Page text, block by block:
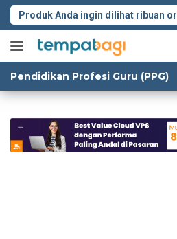
Langsung
Produk Anda ingin dilihat ribuan
Pendidikan Profesi Guru (PPG)